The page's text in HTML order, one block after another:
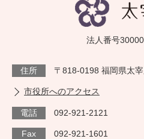
法人番号
住所 〒818-0198 福岡県太
市役所へのアクセス
電話 092-921-2121
Fax 092-921-1601